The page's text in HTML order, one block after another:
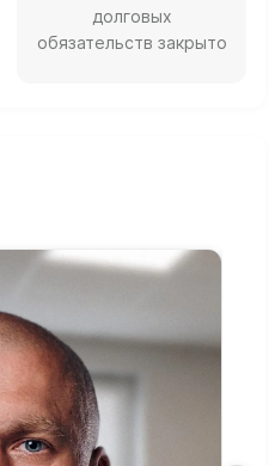
долговых
обязательств закрыто